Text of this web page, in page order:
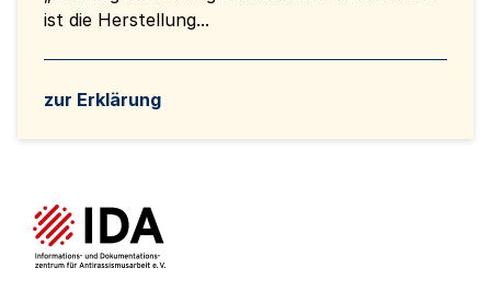
ist die Herstellung...
zur Erklärung